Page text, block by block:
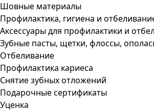
Шовные материалы
Профилактика, гигиена и
Аксессуары для профилактики и
Зубные пасты, щетки, флоссы,
Отбеливание
Профилактика кариеса
Снятие зубных отложений
Подарочные сертификаты
Уценка